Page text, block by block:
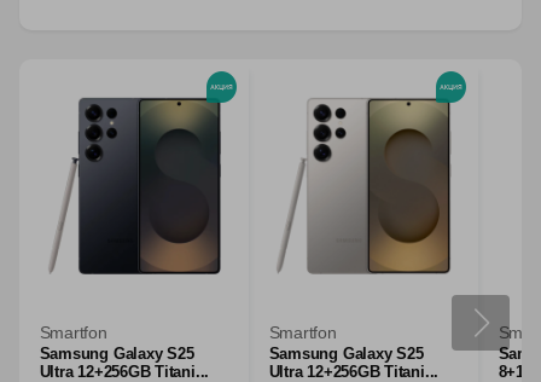
Smartfon
Samsung Galaxy S25
Ultra 12+256GB Titani...
Smartfon
Samsung Galaxy S25
Ultra 12+256GB Titani...